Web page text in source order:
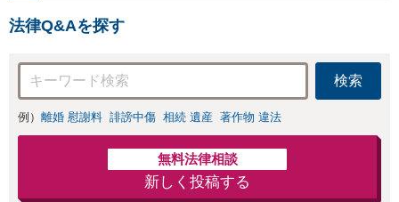
法律Q&Aを探す
検索
例） 離婚 慰謝料 誹謗中傷 相続 遺産 著作物 違法
無料法律相談
新しく投稿する